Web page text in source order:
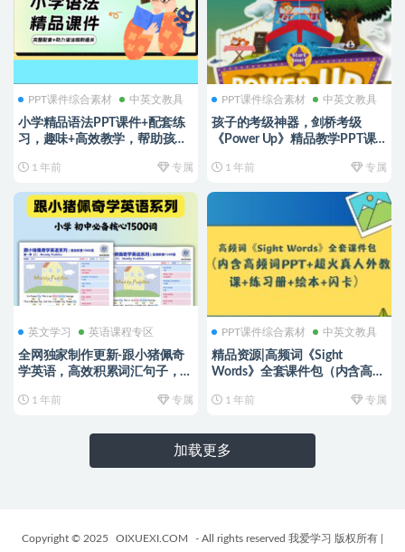
PPT课件综合素材 中英文教具
小学精品语法PPT课件+配套练
习，趣味+高效教学，帮助孩子
课件持续更新中。。。）
1 年前 专属
PPT课件综合素材 中英文教具
孩子的考级神器，剑桥考级
《Power Up》精品教学PPT课
1 年前 专属
英文学习 英语课程专区
全网独家制作更新-跟小猪佩奇
学英语，高效积累词汇句子，独
中。。。。
1 年前 专属
PPT课件综合素材 中英文教具
精品资源|高频词《Sight
Words》全套课件包（内含高频
+绘本+闪卡），质量超高！
1 年前 专属
加载更多
Copyright © 2025 OIXUEXI.COM - All rights reserved 我爱学习 版权所有